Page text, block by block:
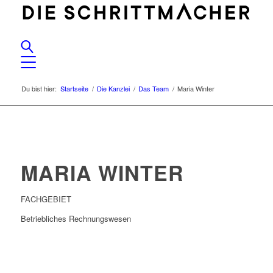
Du bist hier: Startseite / Die Kanzlei / Das Team / Maria Winter
MARIA WINTER
FACHGEBIET
Betriebliches Rechnungswesen